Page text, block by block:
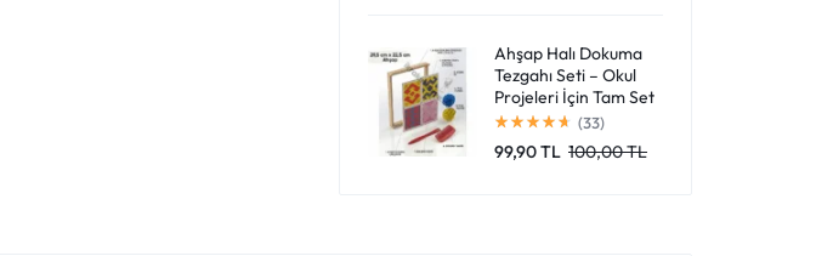
Ahşap Halı Dokuma
Tezgahı Seti – Okul
Projeleri İçin Tam Set
(33)
99,90TL 100,00TL